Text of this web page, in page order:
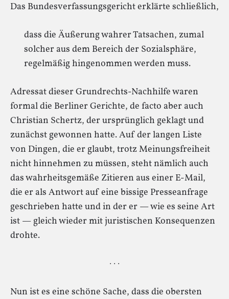
Das Bundesverfassungsgericht erklärte schließlich,
dass die Äußerung wahrer Tatsachen, zumal
solcher aus dem Bereich der Sozialsphäre,
regelmäßig hingenommen werden muss.
Adressat dieser Grundrechts-Nachhilfe waren
formal die Berliner Gerichte, de facto aber auch
Christian Schertz, der ursprünglich geklagt und
zunächst gewonnen hatte. Auf der langen Liste
von Dingen, die er glaubt, trotz Meinungsfreiheit
nicht hinnehmen zu müssen, steht nämlich auch
das wahrheitsgemäße Zitieren aus einer E-Mail,
die er als Antwort auf eine bissige Presseanfrage
geschrieben hatte und in der er — wie es seine Art
ist — gleich wieder mit juristischen Konsequenzen
drohte.
· · ·
Nun ist es eine schöne Sache, dass die obersten